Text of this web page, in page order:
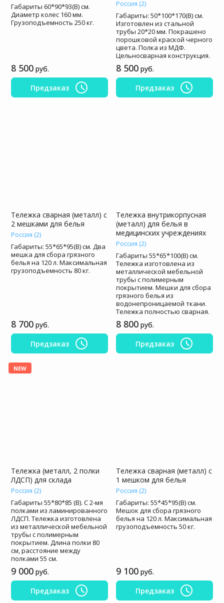
Габариты 60*90*93(В) см.
Диаметр колес 160 мм.
Грузоподъемность 250 кг.
8 500 руб.
Предзаказ
Россия (2)
Габариты: 50*100*170(В) см.
Изготовлен из стальной
трубы 20*20 мм. Покрашено
порошковой краской черного
цвета. Полка из МДФ.
Цельносварная конструкция.
8 500 руб.
Предзаказ
Тележка сварная (металл) с
2 мешками для белья
Россия (2)
Габариты: 55*65*95(В) см. Два
мешка для сбора грязного
белья на 120 л. Максимальная
грузоподъемность 80 кг.
8 700 руб.
Предзаказ
Тележка внутрикорпусная
(металл) для белья в
медицинских учреждениях
Россия (2)
Габариты 55*65*100(В) см.
Тележка изготовлена из
металлической мебельной
трубы с полимерным
покрытием. Мешки для сбора
грязного белья из
водонепроницаемой ткани.
Тележка полностью сварная.
8 800 руб.
Предзаказ
NEW
Тележка (металл, 2 полки
ЛДСП) для склада
Россия (2)
Габариты 55*80*85 (В). С 2-мя
полками из ламинированного
ЛДСП. Тележка изготовлена
из металлической мебельной
трубы с полимерным
покрытием. Длина полки 80
см, расстояние между
полками 55 см.
9 000 руб.
Предзаказ
Тележка сварная (металл) с
1 мешком для белья
Россия (2)
Габариты: 55*45*95(В) см.
Мешок для сбора грязного
белья на 120 л. Максимальная
грузоподъемность 50 кг.
9 100 руб.
Предзаказ